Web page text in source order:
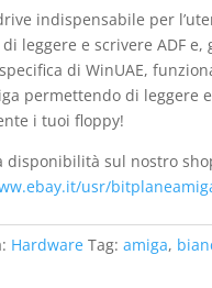
indispensabile per
leggere e scrivere ADF e,
di WinUAE,
permettendo di leggere
i tuoi floppy!
disponibilità sul nostro
usr/
Hardware Tag: amiga,